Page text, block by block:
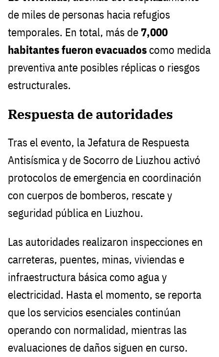
de miles de personas hacia refugios
temporales. En total, más de 7,000
habitantes fueron evacuados como medida
preventiva ante posibles réplicas o riesgos
estructurales.
Respuesta de autoridades
Tras el evento, la Jefatura de Respuesta
Antisísmica y de Socorro de Liuzhou activó
protocolos de emergencia en coordinación
con cuerpos de bomberos, rescate y
seguridad pública en Liuzhou.
Las autoridades realizaron inspecciones en
carreteras, puentes, minas, viviendas e
infraestructura básica como agua y
electricidad. Hasta el momento, se reporta
que los servicios esenciales continúan
operando con normalidad, mientras las
evaluaciones de daños siguen en curso.